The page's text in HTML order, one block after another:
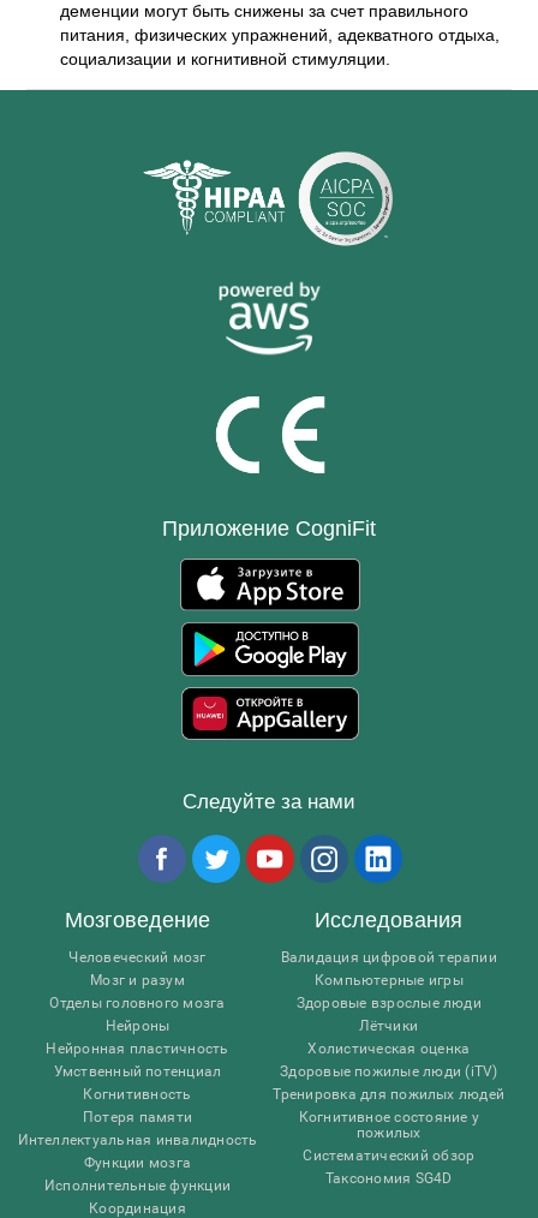
деменции могут быть снижены за счет правильного
питания, физических упражнений, адекватного отдыха,
социализации и когнитивной стимуляции.
Приложение CogniFit
Следуйте за нами
Мозговедение
Человеческий мозг
Мозг и разум
Отделы головного мозга
Нейроны
Нейронная пластичность
Умственный потенциал
Когнитивность
Потеря памяти
Интеллектуальная инвалидность
Функции мозга
Исполнительные функции
Координация
Исследования
Валидация цифровой терапии
Компьютерные игры
Здоровые взрослые люди
Лётчики
Холистическая оценка
Здоровые пожилые люди (iTV)
Тренировка для пожилых людей
Когнитивное состояние у
пожилых
Систематический обзор
Таксономия SG4D